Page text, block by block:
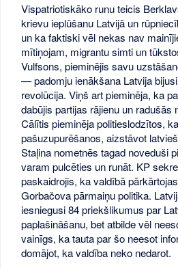
Vispatriotiskāko runu teicis
krievu ieplūšanu Latvijā un
un ka faktiski vēl nekas nav
mītiņojam, migrantu simti un
Vulfsons, pieminējis savu
— padomju ienākšana Latvija
revolūcija. Viņš art pieminēja, ka
dabūjis partijas rājienu un radušās
Cālītis pieminēja politieslodzītos,
pašuzupurēšanos, aizstāvot
Staļina nometnēs tagad noveduši
varam pulcēties un runāt. KP
paskaidrojis, ka valdībā
Gorbačova pārmaiņu politika.
iesniegusi 84 priekšlikumus par
paplašināšanu, bet atbilde vēl
vainīgs, ka tauta par šo neesot
domājot, ka valdība neko nedarot.